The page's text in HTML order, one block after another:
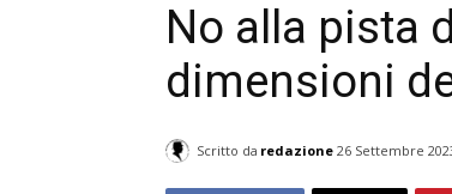
No alla pista
dimensioni
Scritto da redazione 26 Settembre